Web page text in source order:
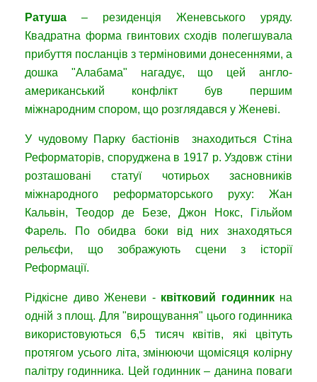
Ратуша – резиденція Женевського уряду.
Квадратна форма гвинтових сходів полегшувала
прибуття посланців з терміновими донесеннями, а
дошка "Алабама" нагадує, що цей англо-
американський конфлікт був першим
міжнародним спором, що розглядався у Женеві.
У чудовому Парку бастіонів знаходиться Стіна
Реформаторів, споруджена в 1917 р. Уздовж стіни
розташовані статуї чотирьох засновників
міжнародного реформаторського руху: Жан
Кальвін, Теодор де Безе, Джон Нокс, Гільйом
Фарель. По обидва боки від них знаходяться
рельєфи, що зображують сцени з історії
Реформації.
Рідкісне диво Женеви - квітковий годинникна
одній з площ. Для "вирощування" цього годинника
використовуються 6,5 тисяч квітів, які цвітуть
протягом усього літа, змінюючи щомісяця колірну
палітру годинника. Цей годинник – данина поваги